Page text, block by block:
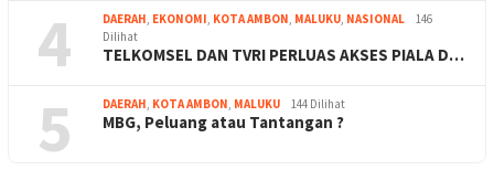
4 DAERAH, EKONOMI, KOTA AMBON, MALUKU, NASIONAL
146
Dilihat
TELKOMSEL DAN TVRI PERLUAS AKSES PIALA D…
5 DAERAH, KOTA AMBON, MALUKU 144 Dilihat
MBG, Peluang atau Tantangan ?